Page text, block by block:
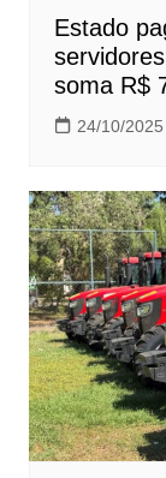
Estado
soma R$
24/10/2025